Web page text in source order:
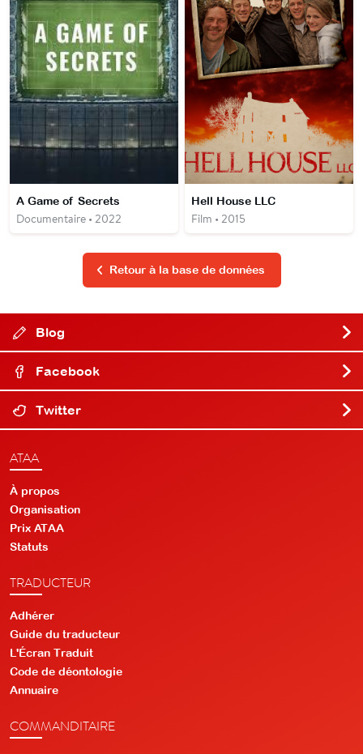
A Game of Secrets
Documentaire • 2022
Hell House LLC
Film • 2015
Retour à la base de données
Blog
Facebook
Twitter
ATAA
À propos
Organisation
Prix ATAA
Statuts
TRADUCTEUR
Adhérer
Guide du traducteur
L'Écran Traduit
Code de déontologie
Annuaire
COMMANDITAIRE